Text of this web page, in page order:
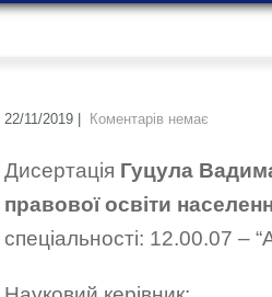
22/11/2019 Коментарів немає
Дисертація Гуцула
правової освіти
спеціальності: 12.00.07 –